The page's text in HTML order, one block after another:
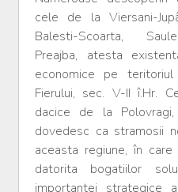
cele de la Viersani-
Balesti-Scoarta,
Preajba, atesta
economice pe
Fierului, sec. V-II î.Hr.
dacice de la
dovedesc ca stramosii
aceasta regiune, în
datorita bogatiilor
importantei strategice